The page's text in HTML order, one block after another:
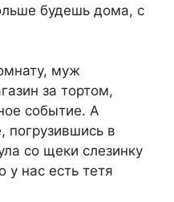
будешь дома, с
муж
за тортом,
событие. А
погрузившись в
со щеки слезинку
у нас есть тетя